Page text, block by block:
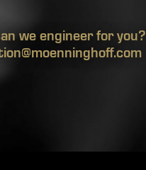
we engineer for you?